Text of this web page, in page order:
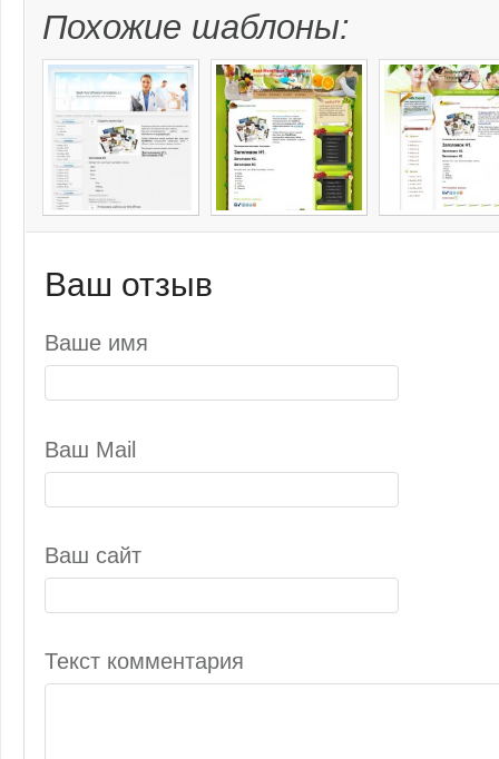
Похожие шаблоны:
Ваш отзыв
Ваше имя
Ваш Mail
Ваш сайт
Текст комментария